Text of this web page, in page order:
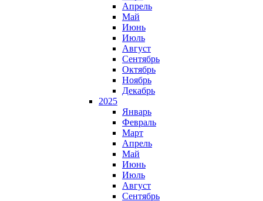
Апрель
Май
Июнь
Июль
Август
Сентябрь
Октябрь
Ноябрь
Декабрь
2025
Январь
Февраль
Март
Апрель
Май
Июнь
Июль
Август
Сентябрь